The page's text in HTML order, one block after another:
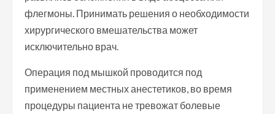
флегмоны. Принимать решения о необходимости
хирургического вмешательства может
исключительно врач.
Операция под мышкой проводится под
применением местных анестетиков, во время
процедуры пациента не тревожат болевые